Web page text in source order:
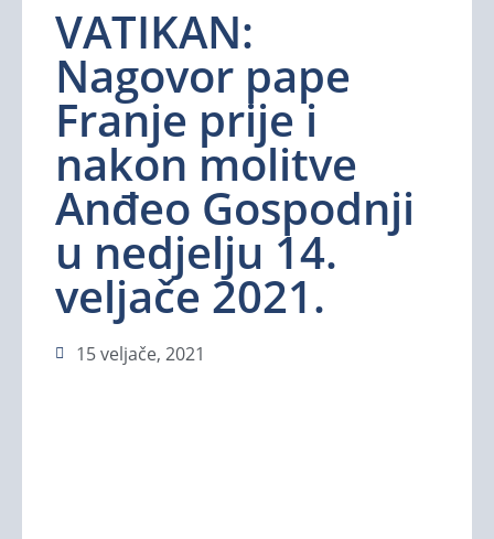
VATIKAN:
Nagovor pape
Franje prije i
nakon molitve
Anđeo Gospodnji
u nedjelju 14.
veljače 2021.
15 veljače, 2021